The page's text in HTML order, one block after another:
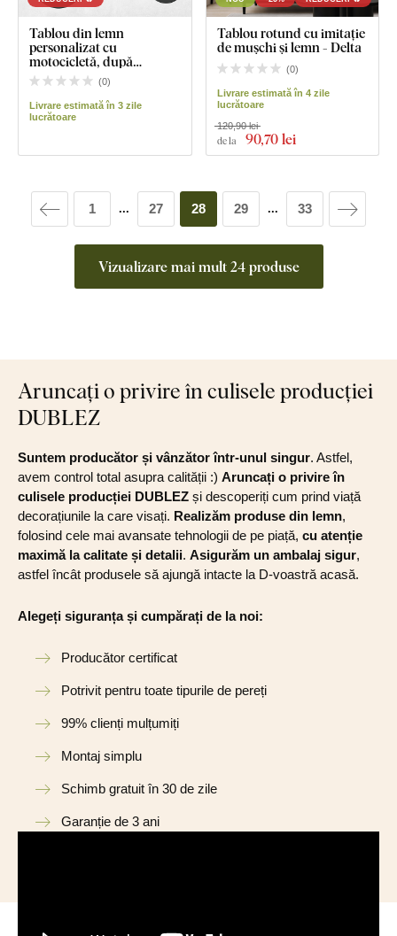
Tablou din lemn
personalizat cu
motocicletă, după
fotografie
(0)
Livrare estimată în 3 zile
lucrătoare
Tablou rotund cu imitație
de mușchi și lemn - Delta
(0)
Livrare estimată în 4 zile
lucrătoare
de la 90,70 lei
120,90 lei
Vizualizare mai mult 24 produse
1 ... 27 28 29 ... 33
Aruncați o privire în culisele producției
DUBLEZ
Suntem producător și vânzător într-unul singur. Astfel,
avem control total asupra calității :) Aruncați o privire în
culisele producției DUBLEZ și descoperiți cum prind viață
decorațiunile la care visați. Realizăm produse din lemn,
folosind cele mai avansate tehnologii de pe piață, cu atenție
maximă la calitate și detalii. Asigurăm un ambalaj sigur,
astfel încât produsele să ajungă intacte la D-voastră acasă.
Alegeți siguranța și cumpărați de la noi:
Producător certificat
Potrivit pentru toate tipurile de pereți
99% clienți mulțumiți
Montaj simplu
Schimb gratuit în 30 de zile
Garanție de 3 ani